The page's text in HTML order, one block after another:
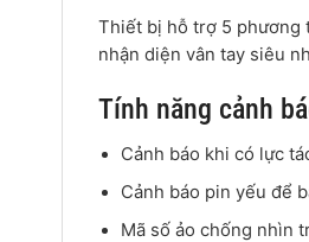
Thiết bị hỗ trợ 5 phương
nhận diện vân tay siêu
Tính năng cảnh
Cảnh báo khi có lực
Cảnh báo pin yếu để
Mã số ảo chống nhìn